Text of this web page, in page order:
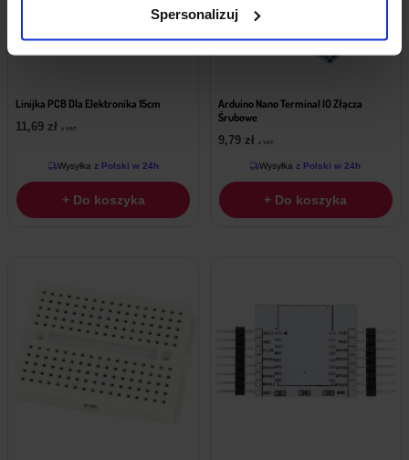
Spersonalizuj
Linijka PCB Dla Elektronika 15cm
11,69 zł z VAT
Wysyłka z Polski w 24h
+ Do koszyka
Arduino Nano Terminal IO Złącza
Śrubowe
9,79 zł z VAT
Wysyłka z Polski w 24h
+ Do koszyka